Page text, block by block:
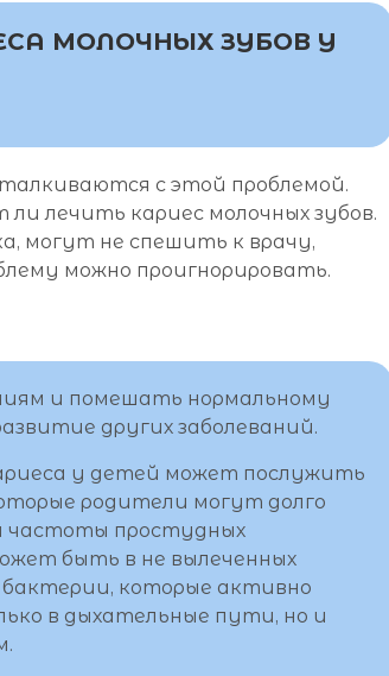
МОЛОЧНЫХ ЗУБОВ У
с этой проблемой.
лечить кариес молочных зубов.
могут не спешить к врачу,
можно проигнорировать.
и помешать нормальному
других заболеваний.
у детей может послужить
родители могут долго
частоты простудных
быть в не вылеченных
бактерии, которые активно
в дыхательные пути, но и